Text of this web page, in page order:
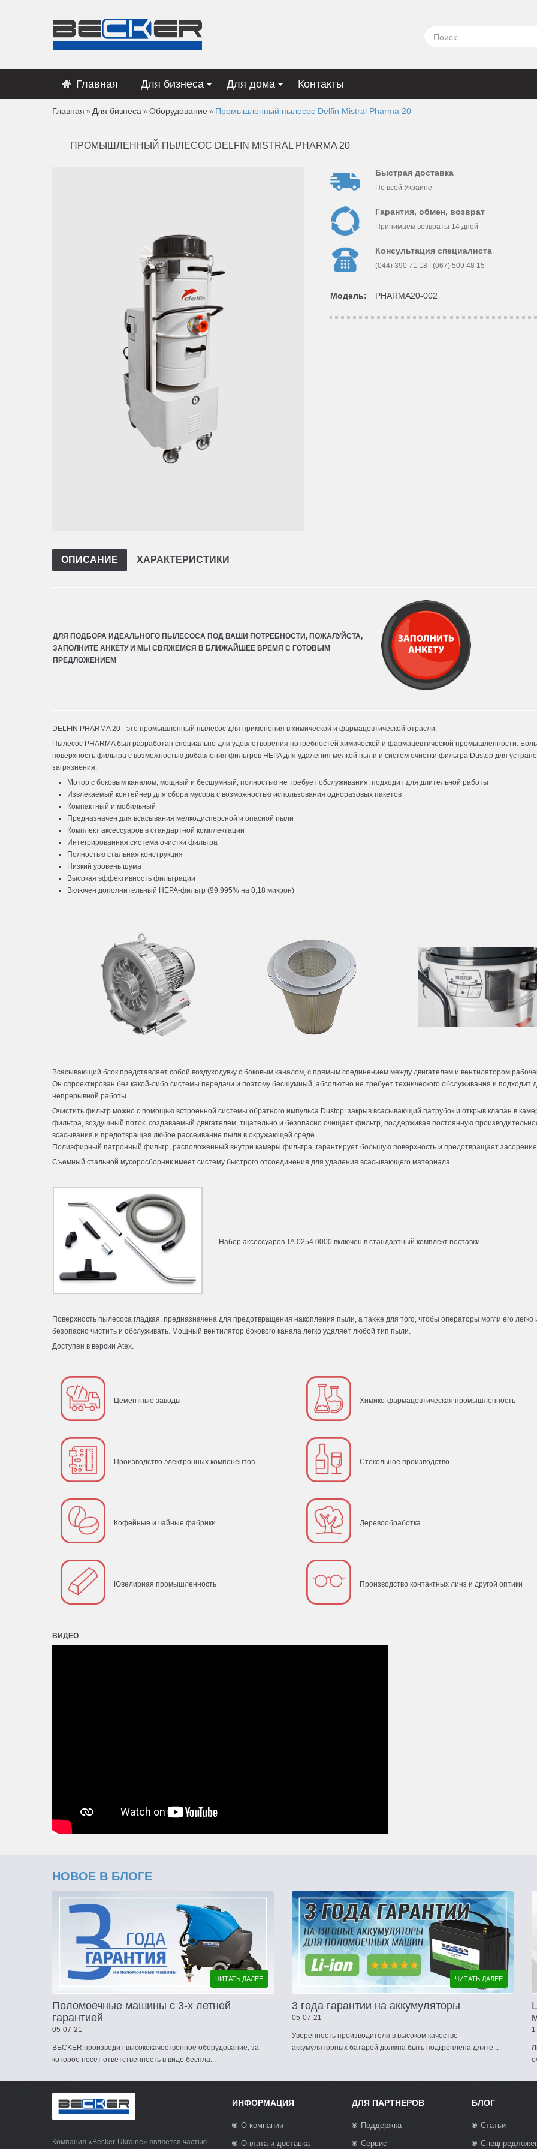
Главная Для бизнеса Для дома Контакты
Главная » Для бизнеса » Оборудование » Промышленный пылесос Delfin Mistral Pharma 20
ПРОМЫШЛЕННЫЙ ПЫЛЕСОС DELFIN MISTRAL PHARMA 20
Быстрая доставка
По всей Украине
Гарантия, обмен, возврат
Принимаем возвраты 14 дней
Консультация специалиста
(044) 390 71 18 | (067) 509 48 15
Модель: PHARMA20-002
ОПИСАНИЕ ХАРАКТЕРИСТИКИ
ДЛЯ ПОДБОРА ИДЕАЛЬНОГО ПЫЛЕСОСА ПОД ВАШИ ПОТРЕБНОСТИ, ПОЖАЛУЙСТА,
ЗАПОЛНИТЕ АНКЕТУ И МЫ СВЯЖЕМСЯ В БЛИЖАЙШЕЕ ВРЕМЯ С ГОТОВЫМ
ПРЕДЛОЖЕНИЕМ
DELFIN PHARMA 20 - это промышленный пылесос для применения в химической и фармацевтической отрасли.
Пылесос PHARMA был разработан специально для удовлетворения потребностей химической и фармацевтической промышленности.
поверхность фильтра с возможностью добавления фильтров HEPA для удаления мелкой пыли и систем очистки фильтра Dustop для
загрязнения.
Мотор с боковым каналом, мощный и бесшумный, полностью не требует обслуживания, подходит для длительной работы
Извлекаемый контейнер для сбора мусора с возможностью использования одноразовых пакетов
Компактный и мобильный
Предназначен для всасывания мелкодисперсной и опасной пыли
Комплект аксессуаров в стандартной комплектации
Интегрированная система очистки фильтра
Полностью стальная конструкция
Низкий уровень шума
Высокая эффективность фильтрации
Включен дополнительный HEPA-фильтр (99,995% на 0,18 микрон)
Всасывающий блок представляет собой воздуходувку с боковым каналом, с прямым соединением между двигателем и вентилятором
Он спроектирован без какой-либо системы передачи и поэтому бесшумный, абсолютно не требует технического обслуживания и подходит
непрерывной работы.
Очистить фильтр можно с помощью встроенной системы обратного импульса Dustop: закрыв всасывающий патрубок и открыв клапан в
фильтра, воздушный поток, создаваемый двигателем, тщательно и безопасно очищает фильтр, поддерживая постоянную
всасывания и предотвращая любое рассеивание пыли в окружающей среде.
Полиэфирный патронный фильтр, расположенный внутри камеры фильтра, гарантирует большую поверхность и предотвращает
Съемный стальной мусоросборник имеет систему быстрого отсоединения для удаления всасывающего материала.
Набор аксессуаров TA.0254.0000 включен в стандартный комплект поставки
Поверхность пылесоса гладкая, предназначена для предотвращения накопления пыли, а также для того, чтобы операторы могли его легко
безопасно чистить и обслуживать. Мощный вентилятор бокового канала легко удаляет любой тип пыли.
Доступен в версии Atex.
Цементные заводы Химико-фармацевтическая промышленность
Производство электронных компонентов Стекольное производство
Кофейные и чайные фабрики Деревообработка
Ювелирная промышленность Производство контактных линз и другой оптики
ВИДЕО
НОВОЕ В БЛОГЕ
ЧИТАТЬ ДАЛЕЕ
Поломоечные машины с 3-х летней
гарантией
05-07-21
BECKER производит высококачественное оборудование, за
которое несет ответственность в виде беспла...
ЧИТАТЬ ДАЛЕЕ
3 года гарантии на аккумуляторы
05-07-21
Уверенность производителя в высоком качестве
аккумуляторных батарей должна быть подкреплена длите...
Компания «Becker-Ukraine» является частью
ИНФОРМАЦИЯ
О компании
Оплата и доставка
ДЛЯ ПАРТНЕРОВ
Поддержка
Сервис
БЛОГ
Статьи